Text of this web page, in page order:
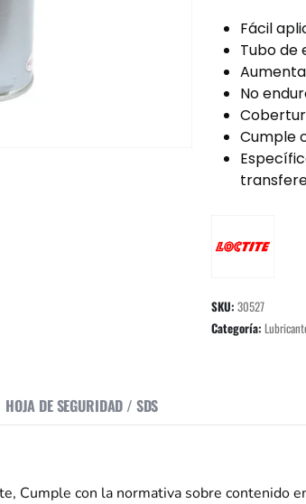
Fácil
Tubo de
No
Cumple
SKU: 30527
Categoría:
HOJA DE SEGURIDAD / SDS
Cumple con la normativa sobre contenido